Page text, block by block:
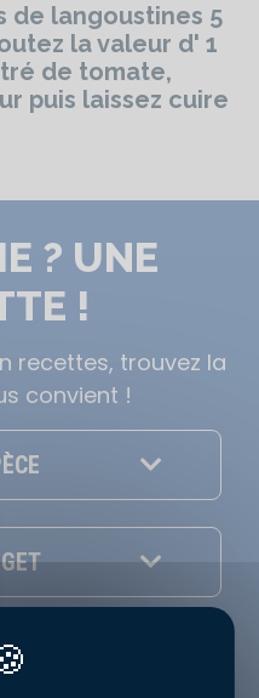
de langoustines 5
la valeur d' 1
de tomate,
puis laissez cuire
? UNE
!
recettes, trouvez la
convient !